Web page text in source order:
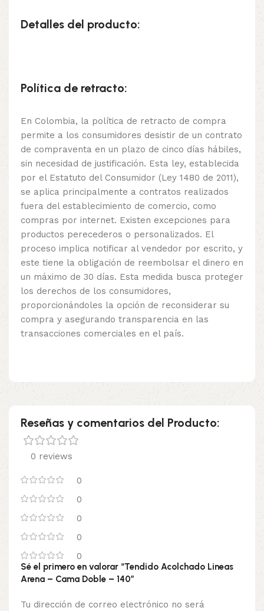
Detalles del producto:
Política de retracto:
En Colombia, la política de retracto de compra
permite a los consumidores desistir de un contrato
de compraventa en un plazo de cinco días hábiles,
sin necesidad de justificación. Esta ley, establecida
por el Estatuto del Consumidor (Ley 1480 de 2011),
se aplica principalmente a contratos realizados
fuera del establecimiento de comercio, como
compras por internet. Existen excepciones para
productos perecederos o personalizados. El
proceso implica notificar al vendedor por escrito, y
este tiene la obligación de reembolsar el dinero en
un máximo de 30 días. Esta medida busca proteger
los derechos de los consumidores,
proporcionándoles la opción de reconsiderar su
compra y asegurando transparencia en las
transacciones comerciales en el país.
Reseñas y comentarios del Producto:
0 reviews
0
0
0
0
0
Sé el primero en valorar “Tendido Acolchado Lineas
Arena – Cama Doble – 140”
Tu dirección de correo electrónico no será